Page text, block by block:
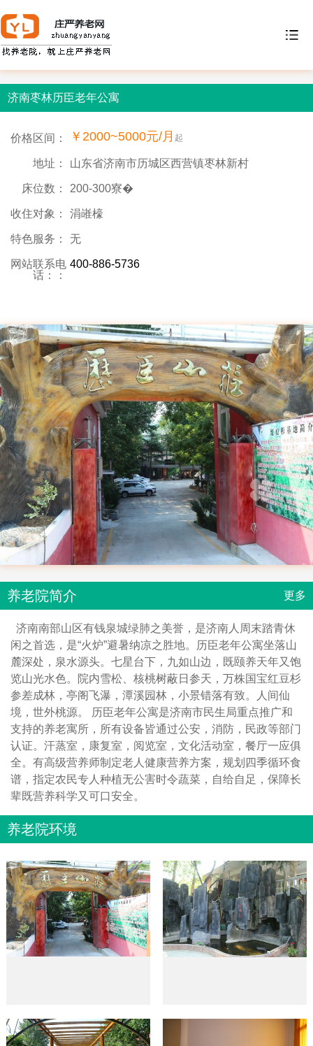
济南枣林历臣老年公寓
价格区间： ￥2000~5000元/月 起
地址： 山东省济南市历城区西营镇枣林新村
床位数： 200-300寮�
收住对象： 涓嶉檺
特色服务： 无
网站联系电
话：：
400-886-5736
养老院简介 更多
济南南部山区有钱泉城绿肺之美誉，是济南人周末踏青休
闲之首选，是“火炉”避暑纳凉之胜地。历臣老年公寓坐落山
麓深处，泉水源头。七星台下，九如山边，既颐养天年又饱
览山光水色。院内雪松、核桃树蔽日参天，万株国宝红豆杉
参差成林，亭阁飞瀑，潭溪园林，小景错落有致。人间仙
境，世外桃源。 历臣老年公寓是济南市民生局重点推广和
支持的养老寓所，所有设备皆通过公安，消防，民政等部门
认证。汗蒸室，康复室，阅览室，文化活动室，餐厅一应俱
全。有高级营养师制定老人健康营养方案，规划四季循环食
谱，指定农民专人种植无公害时令蔬菜，自给自足，保障长
辈既营养科学又可口安全。
养老院环境